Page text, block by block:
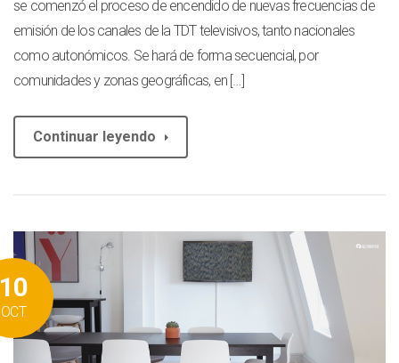
se comenzó el proceso de encendido de nuevas frecuencias de
emisión de los canales de la TDT televisivos, tanto nacionales
como autonómicos. Se hará de forma secuencial, por
comunidades y zonas geográficas, en […]
Continuar leyendo
OCT